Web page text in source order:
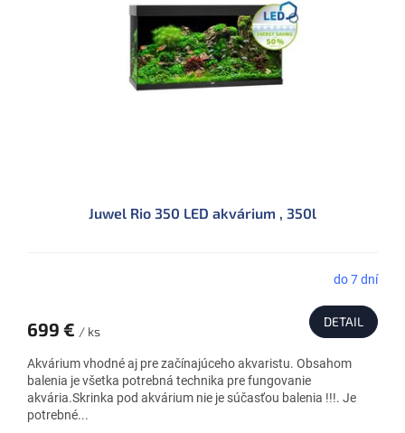
Juwel Rio 350 LED akvárium , 350l
do 7 dní
699 € / ks
DETAIL
Akvárium vhodné aj pre začínajúceho akvaristu. Obsahom
balenia je všetka potrebná technika pre fungovanie
akvária.Skrinka pod akvárium nie je súčasťou balenia !!!. Je
potrebné...